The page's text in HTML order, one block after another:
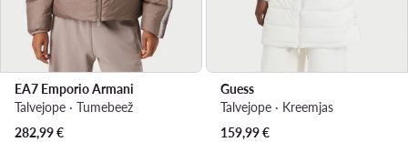
EA7 Emporio Armani
Talvejope · Tumebeež
282,99€
Guess
Talvejope · Kreemjas
159,99€